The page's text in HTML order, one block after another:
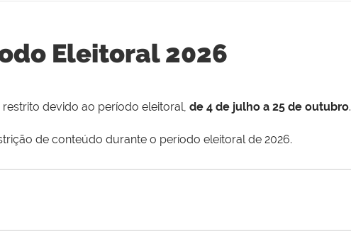
Eleitoral 2026
devido ao período eleitoral, de 4 de julho a 25 de outubro.
de conteúdo durante o período eleitoral de 2026.